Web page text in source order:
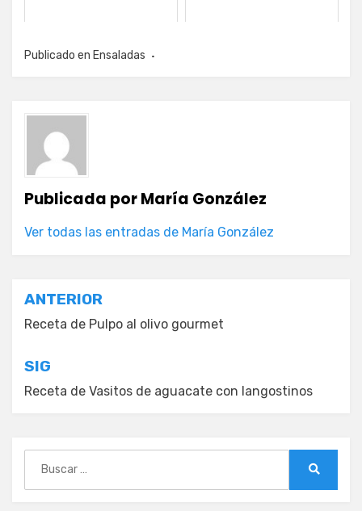
Publicado en Ensaladas
Publicada porMaría González
Ver todas las entradas de María González
Navegación
de
entradas
ANTERIOR
Receta de Pulpo al olivo gourmet
SIG
Receta de Vasitos de aguacate con langostinos